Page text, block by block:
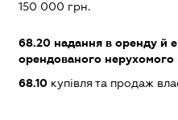
150 000 грн.
68.20 надання в оренду й
орендованого нерухомого
68.10 купівля та продаж